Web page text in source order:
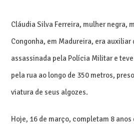
Cláudia Silva Ferreira, mulher negra,
Congonha, em Madureira, era
assassinada pela Polícia Militar e
pela rua ao longo de 350 metros,
viatura de seus algozes.
Hoje, 16 de março, completam 8 anos